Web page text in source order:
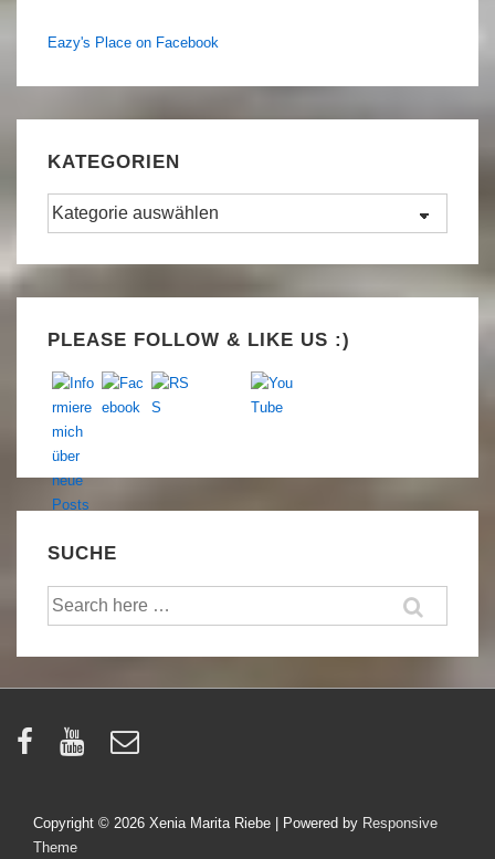
Eazy's Place on Facebook
KATEGORIEN
Kategorien
PLEASE FOLLOW & LIKE US :)
SUCHE
Suche
Copyright © 2026 Xenia Marita Riebe | Powered by Responsive
Theme